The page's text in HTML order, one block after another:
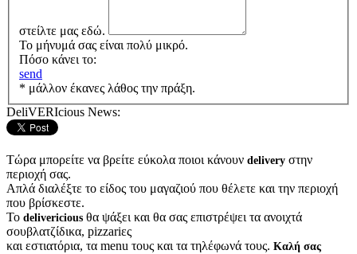
στείλτε μας εδώ.
Το μήνυμά σας είναι πολύ μικρό.
Πόσο κάνει το:
send
* μάλλον έκανες λάθος την πράξη.
DeliVERIcious News:
Τώρα μπορείτε να βρείτε εύκολα ποιοι κάνουν delivery στην
περιοχή σας.
Απλά διαλέξτε το είδος του μαγαζιού που θέλετε και την περιοχή
που βρίσκεστε.
Το delivericious θα ψάξει και θα σας επιστρέψει τα ανοιχτά
σουβλατζίδικα, pizzariες
και εστιατόρια, τα menu τους και τα τηλέφωνά τους. Καλή σας